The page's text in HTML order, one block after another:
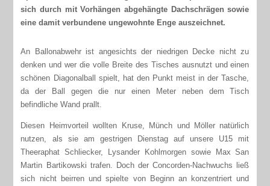
sich durch mit Vorhängen abgehängte Dachschrägen sowie
eine damit verbundene ungewohnte Enge auszeichnet.
An Ballonabwehr ist angesichts der niedrigen Decke nicht zu
denken und wer die volle Breite des Tisches ausnutzt und einen
schönen Diagonalball spielt, hat den Punkt meist in der Tasche,
da der Ball gegen die nur einen Meter neben dem Tisch
befindliche Wand prallt.
Diesen Heimvorteil wollten Kruse, Münch und Möller natürlich
nutzen, als sie am gestrigen Dienstag auf unsere U15 mit
Theeraphat Schliecker, Lysander Kohlmorgen sowie Max San
Martin Bartikowski trafen. Doch der Concorden-Nachwuchs ließ
sich nicht beirren und spielte von Beginn an konzentriert und